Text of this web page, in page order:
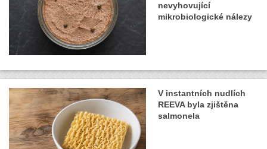
nevyhovující
mikrobiologické nálezy
V instantních nudlích
REEVA byla zjištěna
salmonela